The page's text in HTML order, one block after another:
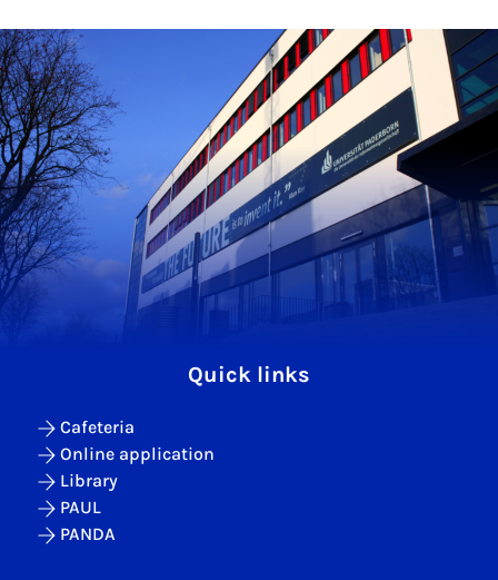
Quick links
Cafeteria
Online application
Library
PAUL
PANDA